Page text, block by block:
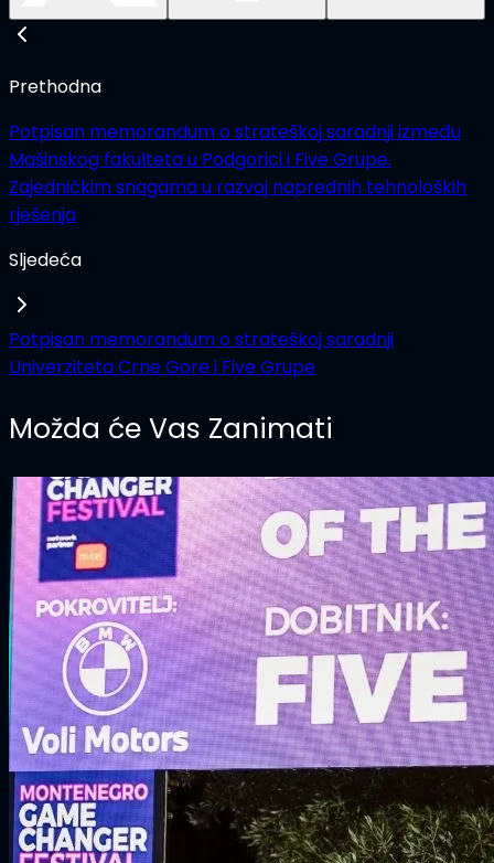
Prethodna
Potpisan memorandum o strateškoj saradnji između
Mašinskog fakulteta u Podgorici i Five Grupe.
Zajedničkim snagama u razvoj naprednih tehnoloških
rješenja
Sljedeća
Potpisan memorandum o strateškoj saradnji
Univerziteta Crne Gore i Five Grupe
Možda će Vas Zanimati